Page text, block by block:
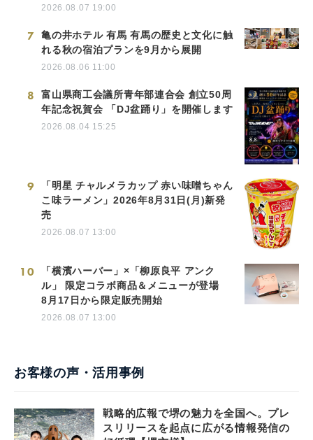
2026.08.07 19:00
7
亀の井ホテル 有馬 有馬の歴史と文化に触
れる秋の宿泊プランを9月から展開
2026.08.06 11:00
8
富山県商工会議所青年部連合会 創立50周
年記念祝賀会 「DJ盆踊り」を開催します
2026.08.04 15:25
9
「明星 チャルメラカップ 赤い味噌ちゃん
こ味ラーメン」2026年8月31日(月)新発
売
2026.08.07 13:00
10
「横濱ハーバー」×「柳原良平 アンク
ル」 限定コラボ商品＆メニューが登場
8月17日から限定販売開始
2026.08.07 13:00
お客様の声・活用事例
戦略的広報で堺の魅力を全国へ。プレ
スリリースを起点に広がる情報発信の